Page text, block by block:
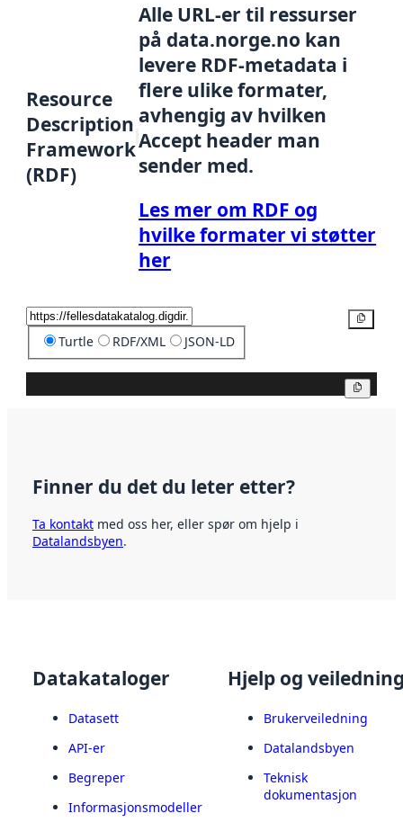
Resource
Description
Framework
(RDF)
Alle URL-er til ressurser
på data.norge.no kan
levere RDF-metadata i
flere ulike formater,
avhengig av hvilken
Accept header man
sender med.
Les mer om RDF og
hvilke formater vi støtter
her
Turtle RDF/XML JSON-LD
Finner du det du leter etter?
Ta kontakt med oss her, eller spør om hjelp i
Datalandsbyen.
Datakataloger
Datasett
API-er
Begreper
Informasjonsmodeller
Hjelp og
Brukerveiledning
Datalandsbyen
Teknisk
dokumentasjon